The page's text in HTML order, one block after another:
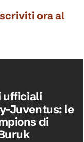
ora al
ufficiali
Juventus: le
di